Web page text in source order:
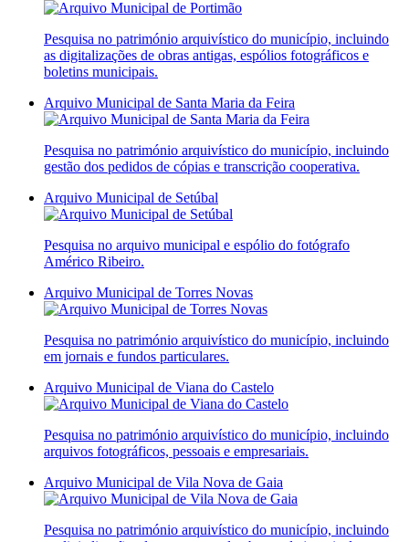
Pesquisa no património arquivístico do município, incluindo
as digitalizações de obras antigas, espólios fotográficos e
boletins municipais.
Arquivo Municipal de Santa Maria da Feira
Pesquisa no património arquivístico do município, incluindo
gestão dos pedidos de cópias e transcrição cooperativa.
Arquivo Municipal de Setúbal
Pesquisa no arquivo municipal e espólio do fotógrafo
Américo Ribeiro.
Arquivo Municipal de Torres Novas
Pesquisa no património arquivístico do município, incluindo
em jornais e fundos particulares.
Arquivo Municipal de Viana do Castelo
Pesquisa no património arquivístico do município, incluindo
arquivos fotográficos, pessoais e empresariais.
Arquivo Municipal de Vila Nova de Gaia
Pesquisa no património arquivístico do município, incluindo